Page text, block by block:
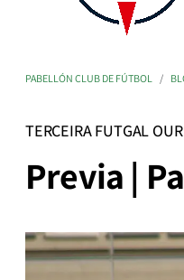
PABELLÓN CLUB DE FÚTBOL
TERCEIRA FUTGAL
Previa |